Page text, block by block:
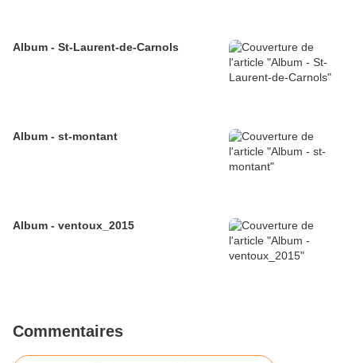
Album - St-Laurent-de-Carnols
Album - st-montant
Album - ventoux_2015
Commentaires